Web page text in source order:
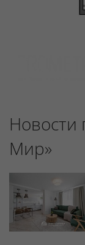
Новости
Мир»